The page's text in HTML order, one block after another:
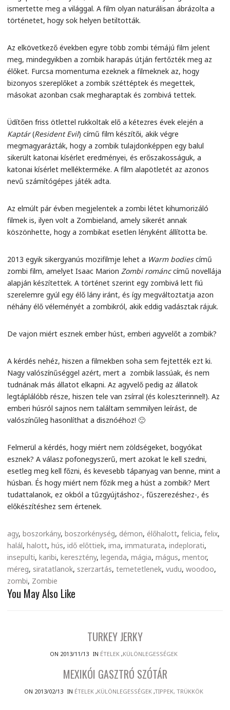
ismertette meg a világgal. A film olyan naturálisan ábrázolta a
történetet, hogy sok helyen betiltották.
Az elkövetkező években egyre több zombi témájú film jelent
meg, mindegyikben a zombik harapás útján fertőzték meg az
élőket. Furcsa momentuma ezeknek a filmeknek az, hogy
bizonyos szereplőket a zombik széttéptek és megettek,
másokat azonban csak megharaptak és zombivá tettek.
Üdítően friss ötlettel rukkoltak elő a kétezres évek elején a
Kaptár(Resident Evil) című film készítői, akik végre
megmagyarázták, hogy a zombik tulajdonképpen egy balul
sikerült katonai kísérlet eredményei, és erőszakosságuk, a
katonai kísérlet mellékterméke. A film alapötletét az azonos
nevű számítógépes játék adta.
Az elmúlt pár évben megjelentek a zombi létet kihumorizáló
filmek is, ilyen volt a Zombieland, amely sikerét annak
köszönhette, hogy a zombikat esetlen lényként állította be.
2013 egyik sikergyanús mozifilmje lehet a Warm bodiescímű
zombi film, amelyet Isaac Marion Zombi románccímű novellája
alapján készítettek. A történet szerint egy zombivá lett fiú
szerelemre gyúl egy élő lány iránt, és így megváltoztatja azon
néhány élő véleményét a zombikról, akik eddig vadásztak rájuk.
De vajon miért esznek ember húst, emberi agyvelőt a zombik?
A kérdés nehéz, hiszen a filmekben soha sem fejtették ezt ki.
Nagy valószínűséggel azért, mert a zombik lassúak, és nem
tudnának más állatot elkapni. Az agyvelő pedig az állatok
legtáplálóbb része, hiszen tele van zsírral (és koleszterinnel!). Az
emberi húsról sajnos nem találtam semmilyen leírást, de
valószínűleg hasonlíthat a disznóéhoz! 🙂
Felmerül a kérdés, hogy miért nem zöldségeket, bogyókat
esznek? A válasz pofonegyszerű, mert azokat le kell szedni,
esetleg meg kell főzni, és kevesebb tápanyag van benne, mint a
húsban. És hogy miért nem főzik meg a húst a zombik? Mert
tudattalanok, ez okból a tűzgyújtáshoz-, fűszerezéshez-, és
előkészítéshez sem értenek.
agy, boszorkány, boszorkénység, démon, élőhalott, felicia, felix,
halál, halott, hús, idő előttiek, ima, immaturata, indeplorati,
insepulti, karibi, keresztény, legenda, mágia, mágus, mentor,
méreg, siratatlanok, szerzartás, temetetlenek, vudu, woodoo,
zombi, Zombie
You May Also Like
TURKEY JERKY
ON 2013/11/13 IN ÉTELEK ,KÜLÖNLEGESSÉGEK
MEXIKÓI GASZTRÓ SZÓTÁR
ON 2013/02/13 IN ÉTELEK ,KÜLÖNLEGESSÉGEK ,TIPPEK, TRÜKKÖK